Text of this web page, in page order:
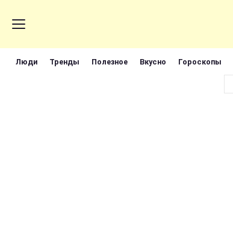
Люди Тренды Полезное Вкусно Гороскопы